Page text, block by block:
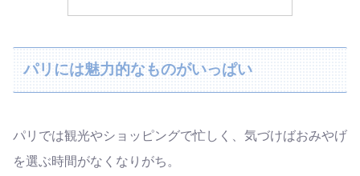
パリには魅力的なものがいっぱい
パリでは観光やショッピングで忙しく、気づけばおみやげ
を選ぶ時間がなくなりがち。